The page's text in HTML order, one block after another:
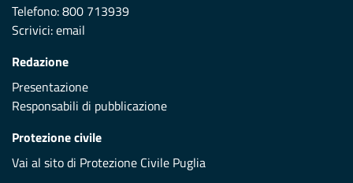
Telefono: 800 713939
Scrivici:email
Redazione
Presentazione
Responsabili di pubblicazione
Protezione civile
Vai al sito di Protezione Civile Puglia